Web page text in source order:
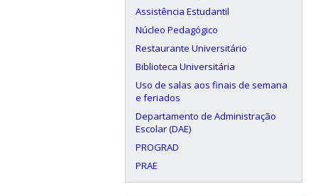
Assistência Estudantil
Núcleo Pedagógico
Restaurante Universitário
Biblioteca Universitária
Uso de salas aos finais de semana
e feriados
Departamento de Administração
Escolar (DAE)
PROGRAD
PRAE